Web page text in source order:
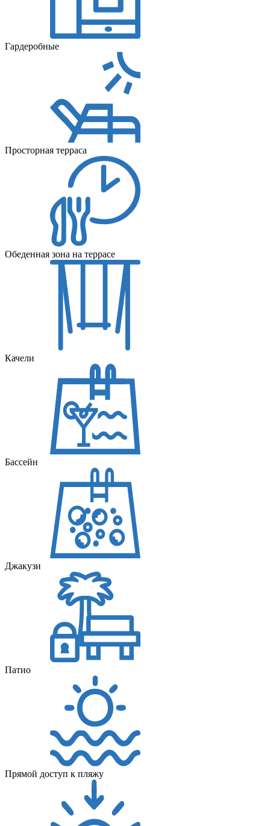
Гардеробные
Просторная терраса
Обеденная зона на террасе
Качели
Бассейн
Джакузи
Патио
Прямой доступ к пляжу